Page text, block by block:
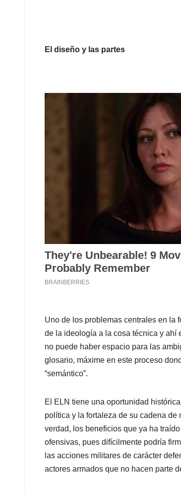
El diseño y las partes
Uno de los problemas centrales en la
de la ideología a la cosa técnica y ahí
no puede haber espacio para las
glosario, máxime en este proceso
“semántico”.
El ELN tiene una oportunidad
política y la fortaleza de su cadena
verdad, los beneficios que ya ha
ofensivas, pues difícilmente podría
las acciones militares de carácter
actores armados que no hacen parte